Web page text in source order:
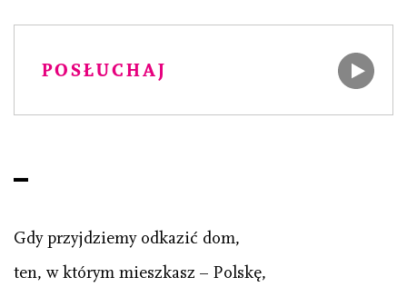
POSŁUCHAJ
Gdy przyjdziemy odkazić dom,
ten, w którym mieszkasz – Polskę,